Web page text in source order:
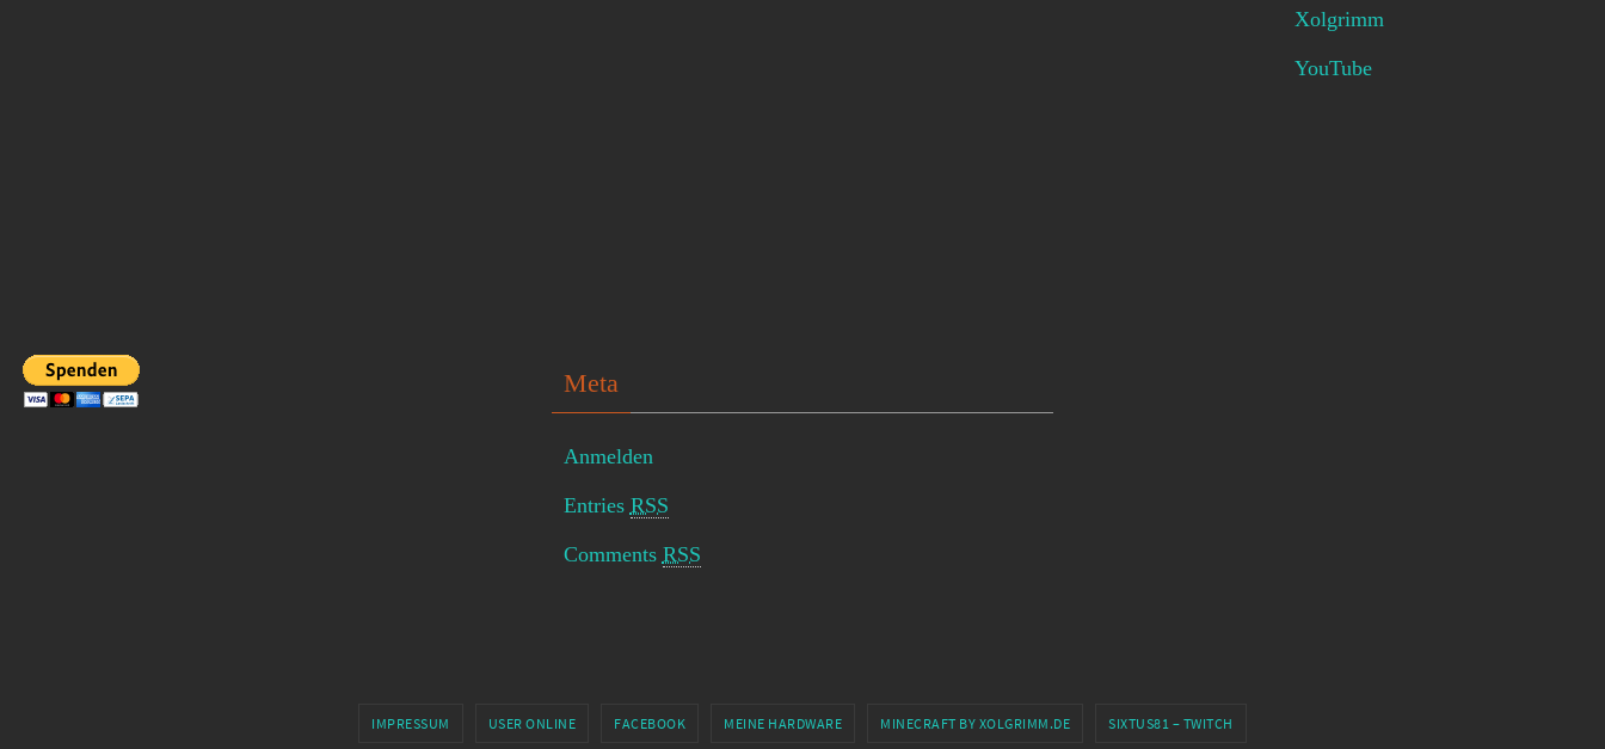
Xolgrimm
YouTube
Meta
Anmelden
Entries RSS
Comments RSS
IMPRESSUM USER ONLINE FACEBOOK MEINE HARDWARE MINECRAFT BY XOLGRIMM.DE SIXTUS81 – TWITCH